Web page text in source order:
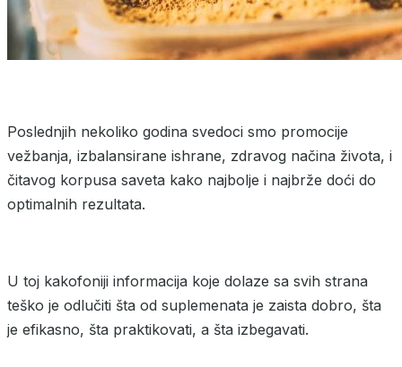
Poslednjih nekoliko godina svedoci smo promocije
vežbanja, izbalansirane ishrane, zdravog načina života, i
čitavog korpusa saveta kako najbolje i najbrže doći do
optimalnih rezultata.
U toj kakofoniji informacija koje dolaze sa svih strana
teško je odlučiti šta od suplemenata je zaista dobro, šta
je efikasno, šta praktikovati, a šta izbegavati.